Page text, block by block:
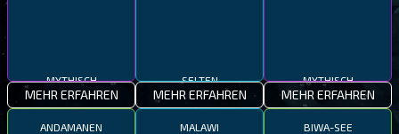
MYTHISCH
MEHR ERFAHREN
SELTEN
MEHR ERFAHREN
MYTHISCH
MEHR ERFAHREN
ANDAMANEN MALAWI BIWA-SEE